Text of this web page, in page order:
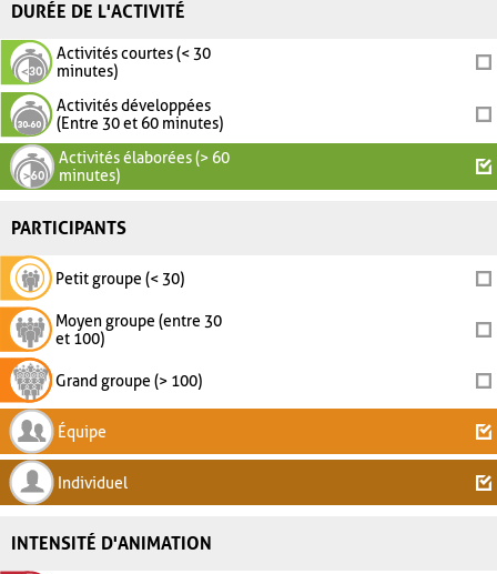
DURÉE DE L'ACTIVITÉ
Activités courtes (< 30
minutes)
Activités développées
(Entre 30 et 60 minutes)
Activités élaborées (> 60
minutes)
PARTICIPANTS
Petit groupe (< 30)
Moyen groupe (entre 30
et 100)
Grand groupe (> 100)
Équipe
Individuel
INTENSITÉ D'ANIMATION